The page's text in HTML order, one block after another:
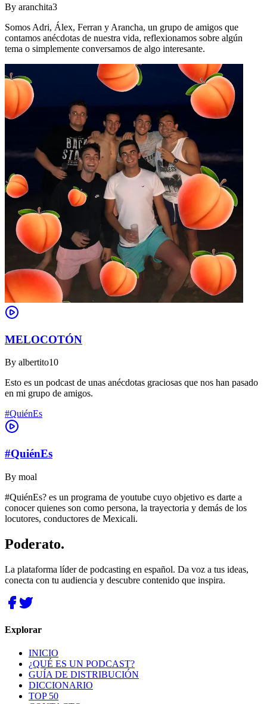
By aranchita3
Somos Adri, Álex, Ferran y Arancha, un grupo de amigos que
contamos anécdotas de nuestra vida, reflexionamos sobre algún
tema o simplemente conversamos de algo interesante.
MELOCOTÓN
By albertito10
Esto es un podcast de unas anécdotas graciosas que nos han pasado
en mi grupo de amigos.
#QuiénEs
#QuiénEs
By moal
#QuiénEs? es un programa de youtube cuyo objetivo es darte a
conocer quienes son como persona, la trayectoria y demás de los
locutores, conductores de Mexicali.
Poderato.
La plataforma líder de podcasting en español. Da voz a tus ideas,
conecta con tu audiencia y descubre contenido que inspira.
Explorar
INICIO
¿QUÉ ES UN PODCAST?
GUÍA DE DISTRIBUCIÓN
DICCIONARIO
TOP 50